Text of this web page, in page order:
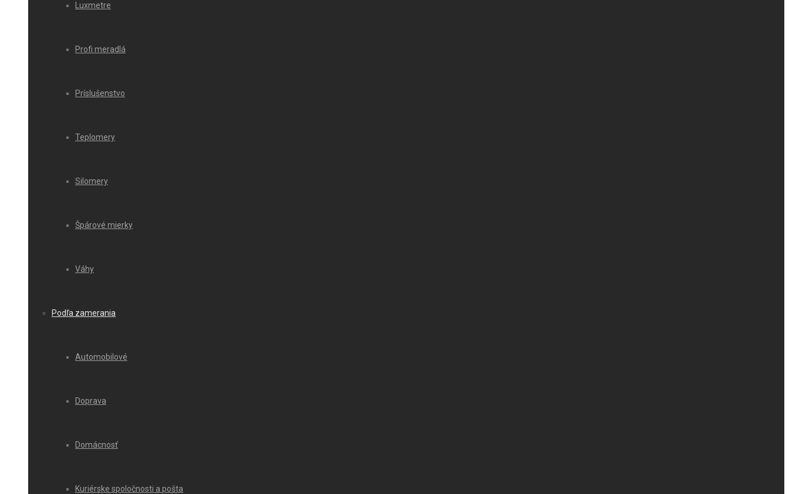
Luxmetre
Profi meradlá
Príslušenstvo
Teplomery
Silomery
Špárové mierky
Váhy
Podľa zamerania
Automobilové
Doprava
Domácnosť
Kuriérske spoločnosti a pošta